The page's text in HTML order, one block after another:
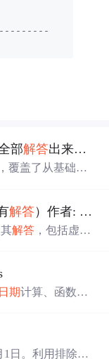
部解答出来发到本人邮箱white-lx@163.com谢谢）
覆盖了从基础知
解答）作者: 周建东
解答 ，包括虚方
日期计算、函数嵌
日。利用排除法